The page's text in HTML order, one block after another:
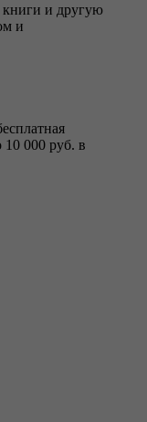
и другую
и
10 000 руб. в